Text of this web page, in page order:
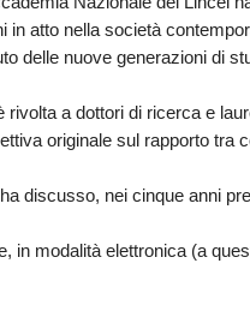
in atto nella società
delle nuove generazioni di
rivolta a dottori di ricerca e
originale sul rapporto tra
discusso, nei cinque anni
in modalità elettronica (a